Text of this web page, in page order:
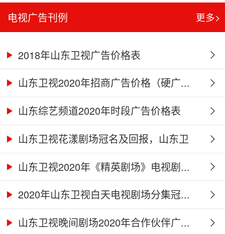
电视广告刊例 更多>
2018年山东卫视广告价格表
山东卫视2020年招商广告价格（硬广...
山东综艺频道2020年时段广告价格表
山东卫视花漾剧场冠名及回报，山东卫
视...山东卫视2020年《精英剧场》电视剧...
2020年山东卫视白天电视剧场分集冠...
山东卫视晚间剧场2020年合作伙伴广...